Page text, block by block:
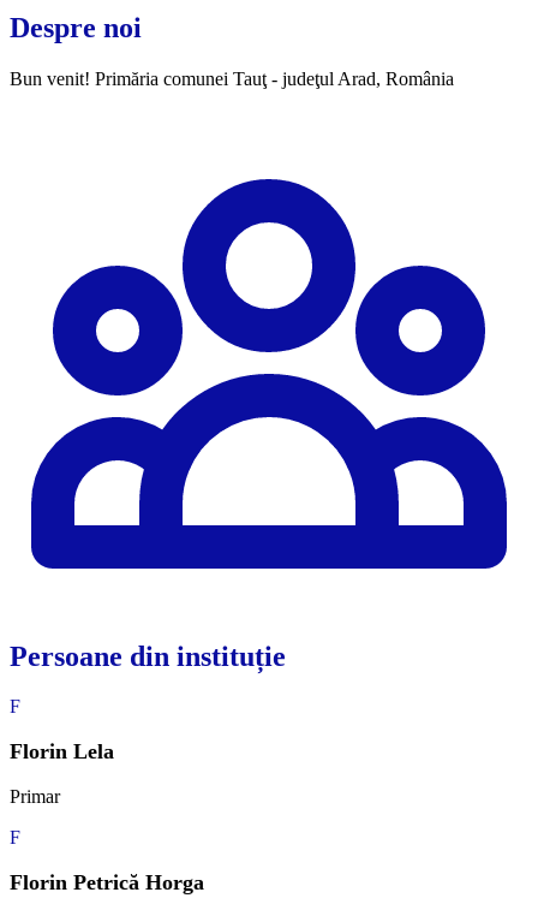
Despre noi
Bun venit! Primăria comunei Tauţ - judeţul Arad, România
Persoane din instituție
F
Florin Lela
Primar
F
Florin Petrică Horga